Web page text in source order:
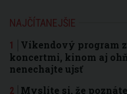
NAJČÍTANEJŠIE
Víkendový program
koncertmi, kinom aj
nenechajte ujsť
Myslíte si, že